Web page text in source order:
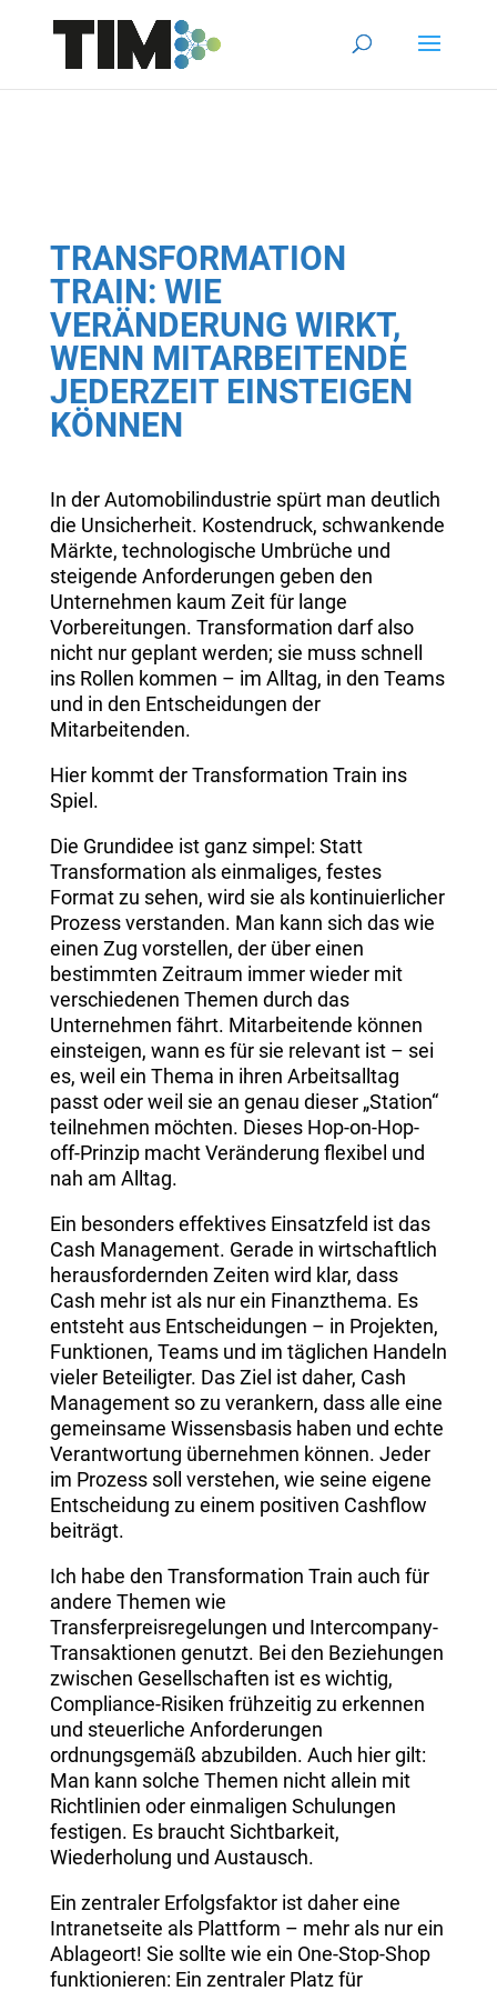
TRANSFORMATION
TRAIN: WIE
VERÄNDERUNG WIRKT,
WENN MITARBEITENDE
JEDERZEIT EINSTEIGEN
KÖNNEN
In der Automobilindustrie spürt man deutlich
die Unsicherheit. Kostendruck, schwankende
Märkte, technologische Umbrüche und
steigende Anforderungen geben den
Unternehmen kaum Zeit für lange
Vorbereitungen. Transformation darf also
nicht nur geplant werden; sie muss schnell
ins Rollen kommen – im Alltag, in den Teams
und in den Entscheidungen der
Mitarbeitenden.
Hier kommt der Transformation Train ins
Spiel.
Die Grundidee ist ganz simpel: Statt
Transformation als einmaliges, festes
Format zu sehen, wird sie als kontinuierlicher
Prozess verstanden. Man kann sich das wie
einen Zug vorstellen, der über einen
bestimmten Zeitraum immer wieder mit
verschiedenen Themen durch das
Unternehmen fährt. Mitarbeitende können
einsteigen, wann es für sie relevant ist – sei
es, weil ein Thema in ihren Arbeitsalltag
passt oder weil sie an genau dieser „Station“
teilnehmen möchten. Dieses Hop-on-Hop-
off-Prinzip macht Veränderung flexibel und
nah am Alltag.
Ein besonders effektives Einsatzfeld ist das
Cash Management. Gerade in wirtschaftlich
herausfordernden Zeiten wird klar, dass
Cash mehr ist als nur ein Finanzthema. Es
entsteht aus Entscheidungen – in Projekten,
Funktionen, Teams und im täglichen Handeln
vieler Beteiligter. Das Ziel ist daher, Cash
Management so zu verankern, dass alle eine
gemeinsame Wissensbasis haben und echte
Verantwortung übernehmen können. Jeder
im Prozess soll verstehen, wie seine eigene
Entscheidung zu einem positiven Cashflow
beiträgt.
Ich habe den Transformation Train auch für
andere Themen wie
Transferpreisregelungen und Intercompany-
Transaktionen genutzt. Bei den Beziehungen
zwischen Gesellschaften ist es wichtig,
Compliance-Risiken frühzeitig zu erkennen
und steuerliche Anforderungen
ordnungsgemäß abzubilden. Auch hier gilt:
Man kann solche Themen nicht allein mit
Richtlinien oder einmaligen Schulungen
festigen. Es braucht Sichtbarkeit,
Wiederholung und Austausch.
Ein zentraler Erfolgsfaktor ist daher eine
Intranetseite als Plattform – mehr als nur ein
Ablageort! Sie sollte wie ein One-Stop-Shop
funktionieren: Ein zentraler Platz für